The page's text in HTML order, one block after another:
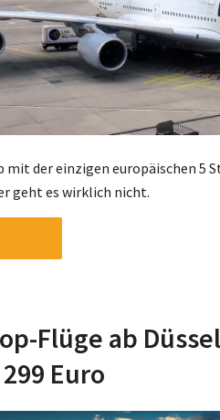
mit der einzigen europäischen 5
geht es wirklich nicht.
Flüge ab
Euro